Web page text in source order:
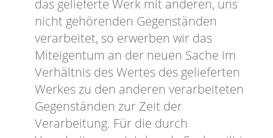
das gelieferte Werk mit anderen, uns
nicht gehörenden Gegenständen
verarbeitet, so erwerben wir das
Miteigentum an der neuen Sache im
Verhältnis des Wertes des gelieferten
Werkes zu den anderen verarbeiteten
Gegenständen zur Zeit der
Verarbeitung. Für die durch